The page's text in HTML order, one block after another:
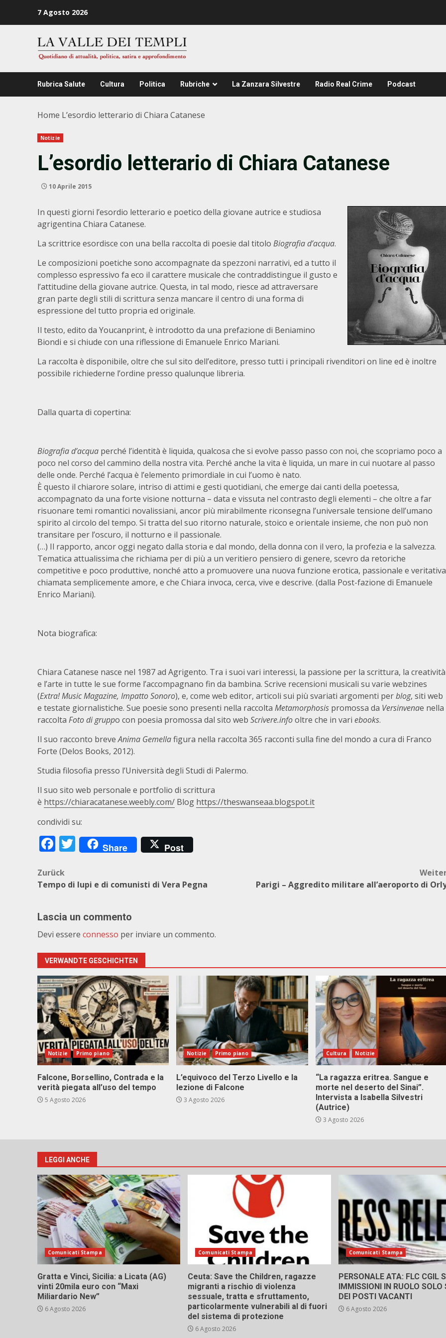
7 Agosto 2026
Rubrica Salute Cultura Politica Rubriche La Zanzara Silvestre Radio Real Crime Podcast
Home L’esordio letterario di Chiara Catanese
Notizie
L’esordio letterario di Chiara Catanese
10 Aprile 2015
In questi giorni l’esordio letterario e poetico della giovane autrice e studiosa
agrigentina Chiara Catanese.
La scrittrice esordisce con una bella raccolta di poesie dal titolo Biografia d’acqua.
Le composizioni poetiche sono accompagnate da spezzoni narrativi, ed a tutto il
complesso espressivo fa eco il carattere musicale che contraddistingue il gusto e
l’attitudine della giovane autrice. Questa, in tal modo, riesce ad attraversare
gran parte degli stili di scrittura senza mancare il centro di una forma di
espressione del tutto propria ed originale.
Il testo, edito da Youcanprint, è introdotto da una prefazione di Beniamino
Biondi e si chiude con una riflessione di Emanuele Enrico Mariani.
La raccolta è disponibile, oltre che sul sito dell’editore, presso tutti i principali rivenditori on line ed è inoltre
possibile richiederne l’ordine presso qualunque libreria.
Dalla quarta di copertina:
Biogra­fia d’acqua perché l’identità è liquida, qualcosa che si evolve passo passo con noi, che scopriamo poco a
poco nel corso del cammino della nostra vita. Perché anche la vita è liquida, un mare in cui nuotare al passo
delle onde. Perché l’acqua è l’elemento primordiale in cui l’uomo è nato.
È questo il chiarore solare, intriso di attimi e gesti quotidiani, che emerge dai canti della poetessa,
accompagnato da una forte visione notturna – data e vissuta nel contrasto degli elementi – che oltre a far
risuonare temi romantici novalissiani, ancor più mirabilmente riconsegna l’universale tensione dell’umano
spirito al circolo del tempo. Si tratta del suo ritorno naturale, stoico e orientale insieme, che non può non
transitare per l’oscuro, il notturno e il passionale.
(…) Il rapporto, ancor oggi negato dalla storia e dal mondo, della donna con il vero, la profezia e la salvezza.
Tematica attualissima che richiama per di più a un veritiero pensiero di genere, scevro da retoriche
competitive e poco produttive, nonché atto a promuovere una nuova funzione erotica, passionale e veritativa
chiamata semplicemente amore, e che Chiara invoca, cerca, vive e descrive. (dalla Post-fazione di Emanuele
Enrico Mariani).
Nota biografica:
Chiara Catanese nasce nel 1987 ad Agrigento. Tra i suoi vari interessi, la passione per la scrittura, la creatività
e l’arte in tutte le sue forme l’accompagnano fin da bambina. Scrive recensioni musicali su varie webzines
(Extra! Music Magazine, Impatto Sonoro), e, come web editor, articoli sui più svariati argomenti perblog, siti web
e testate giornalistiche. Sue poesie sono presenti nella raccolta Metamorphosis promossa da Versinvenae nella
raccolta Foto di gruppo con poesia promossa dal sito web Scrivere.infooltre che in vari ebooks.
Il suo racconto breve Anima Gemellafigura nella raccolta 365 racconti sulla fine del mondo a cura di Franco
Forte (Delos Books, 2012).
Studia filosofia presso l’Università degli Studi di Palermo.
Il suo sito web personale e portfolio di scrittura
è https://chiaracatanese.weebly.com/ Blog https://theswanseaa.blogspot.it
condividi su:
Facebook
Twitter
Share Post
Beitragsnavigation
Zurück
Tempo di lupi e di comunisti di Vera Pegna
Parigi – Aggredito militare all’aeroporto di
Lascia un commento
Devi essere connesso per inviare un commento.
VERWANDTE GESCHICHTEN
Notizie Primo piano
Falcone, Borsellino, Contrada e la
verità piegata all’uso del tempo
5 Agosto 2026
Notizie Primo piano
L’equivoco del Terzo Livello e la
lezione di Falcone
3 Agosto 2026
Cultura Notizie
“La ragazza eritrea. Sangue e
morte nel deserto del Sinai”.
Intervista a Isabella Silvestri
(Autrice)
3 Agosto 2026
LEGGI ANCHE
Comunicati Stampa
Gratta e Vinci, Sicilia: a Licata (AG)
vinti 20mila euro con “Maxi
Miliardario New”
6 Agosto 2026
Comunicati Stampa
Ceuta: Save the Children, ragazze
migranti a rischio di violenza
sessuale, tratta e sfruttamento,
particolarmente vulnerabili al di fuori
del sistema di protezione
6 Agosto 2026
Comunicati Stampa
PERSONALE ATA: FLC CGIL
IMMISSIONI IN RUOLO SOLO
DEI POSTI VACANTI
6 Agosto 2026